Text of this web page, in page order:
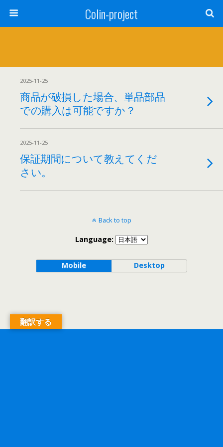
Colin-project
2025-11-25
商品が破損した場合、単品部品
での購入は可能ですか？
2025-11-25
保証期間について教えてくだ
さい。
Back to top
Language:
Mobile Desktop
翻訳する